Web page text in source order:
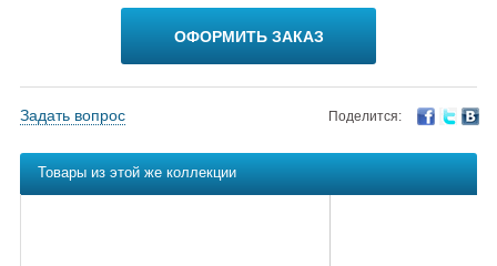
ОФОРМИТЬ ЗАКАЗ
Задать вопрос Поделится:
Товары из этой же коллекции